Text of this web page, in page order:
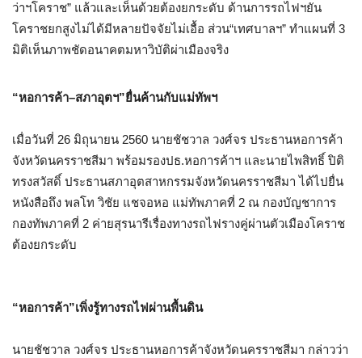
ว่าฯโคราช” แล้วและเห็นด้วยต้องยกระดับ ด้านการรถไฟฯยัน
โคราชยกสูงไม่ได้มีหลายปัจจัยไม่เอื้อ ส่วน“เทศบาลฯ” ทำแผนที่ 3
มิติเห็นภาพชัดอนาคตมหาวิบัติผ่าเมืองจริง
“หอการค้า–สภาอุตฯ”ยื่นค้านกับแม่ทัพฯ
เมื่อวันที่ 26 มิถุนายน 2560 นายชัชวาล วงศ์จร ประธานหอการค้า
จังหวัดนครราชสีมา พร้อมรองปธ.หอการค้าฯ และนายไพสิทธิ์ ปิติ
ทรงสวัสดิ์ ประธานสภาอุตสาหกรรมจังหวัดนครราชสีมา ได้ไปยื่น
หนังสือถึง พลโท วิชัย แชจอหอ แม่ทัพภาคที่ 2 ณ กองบัญชาการ
กองทัพภาคที่ 2 ค่ายสุรนารีเรื่องทางรถไฟรางคู่ผ่านตัวเมืองโคราช
ต้องยกระดับ
“หอการค้า”เพิ่งรู้ทางรถไฟผ่านพื้นดิน
นายชัชวาล วงศ์จร ประธานหอการค้าจังหวัดนครราชสีมา กล่าวว่า